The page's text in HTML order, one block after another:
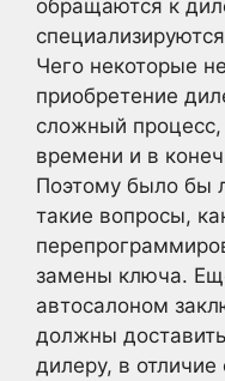
обращаются к
Чего некоторые
приобретение
сложный
времени и в
Поэтому было бы
такие вопросы,
замены ключа.
автосалоном
должны
дилеру, в